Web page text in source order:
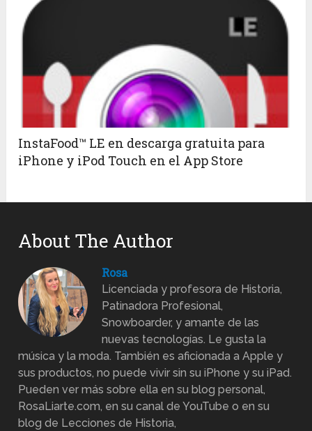
InstaFood™ LE en descarga gratuita para
iPhone y iPod Touch en el App Store
About The Author
Rosa
Licenciada y profesora de Historia,
Patinadora Profesional,
Snowboarder, y amante de las
nuevas tecnologías. Le gusta la
música y la moda. También es aficionada a Apple y
sus productos, no puede vivir sin su iPhone y su iPad.
Pueden ver más sobre ella en su blog personal,
RosaLiarte.com, en su canal de YouTube o en su
blog de Lecciones de Historia,